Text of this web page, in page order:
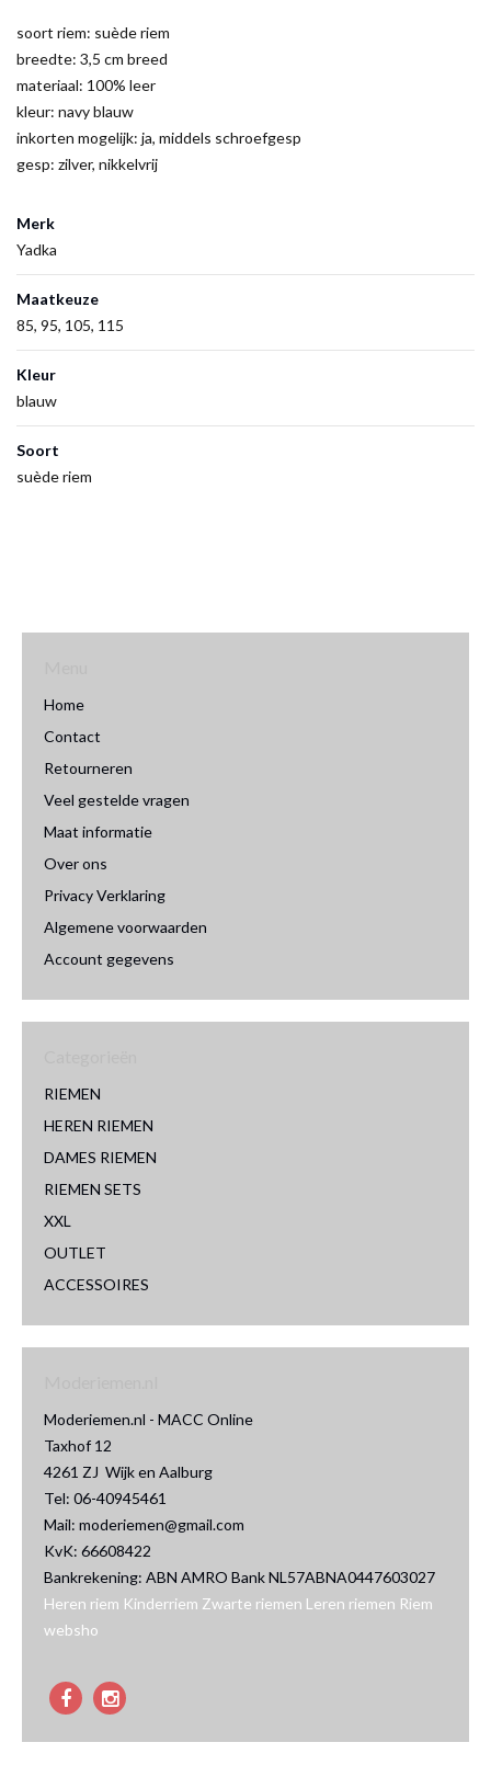
soort riem: suède riem
breedte: 3,5 cm breed
materiaal: 100% leer
kleur: navy blauw
inkorten mogelijk: ja, middels schroefgesp
gesp: zilver, nikkelvrij
Merk
Yadka
Maatkeuze
85, 95, 105, 115
Kleur
blauw
Soort
suède riem
Home
Contact
Retourneren
Veel gestelde vragen
Maat informatie
Over ons
Privacy Verklaring
Algemene voorwaarden
Account gegevens
RIEMEN
HEREN RIEMEN
DAMES RIEMEN
RIEMEN SETS
XXL
OUTLET
ACCESSOIRES
Moderiemen.nl - MACC Online
Taxhof 12
4261 ZJ Wijk en Aalburg
Tel: 06-40945461
Mail: moderiemen@gmail.com
KvK: 66608422
Bankrekening: ABN AMRO Bank NL57ABNA0447603027
Heren riem Kinderriem Zwarte riemen Leren riemen Riem
websho